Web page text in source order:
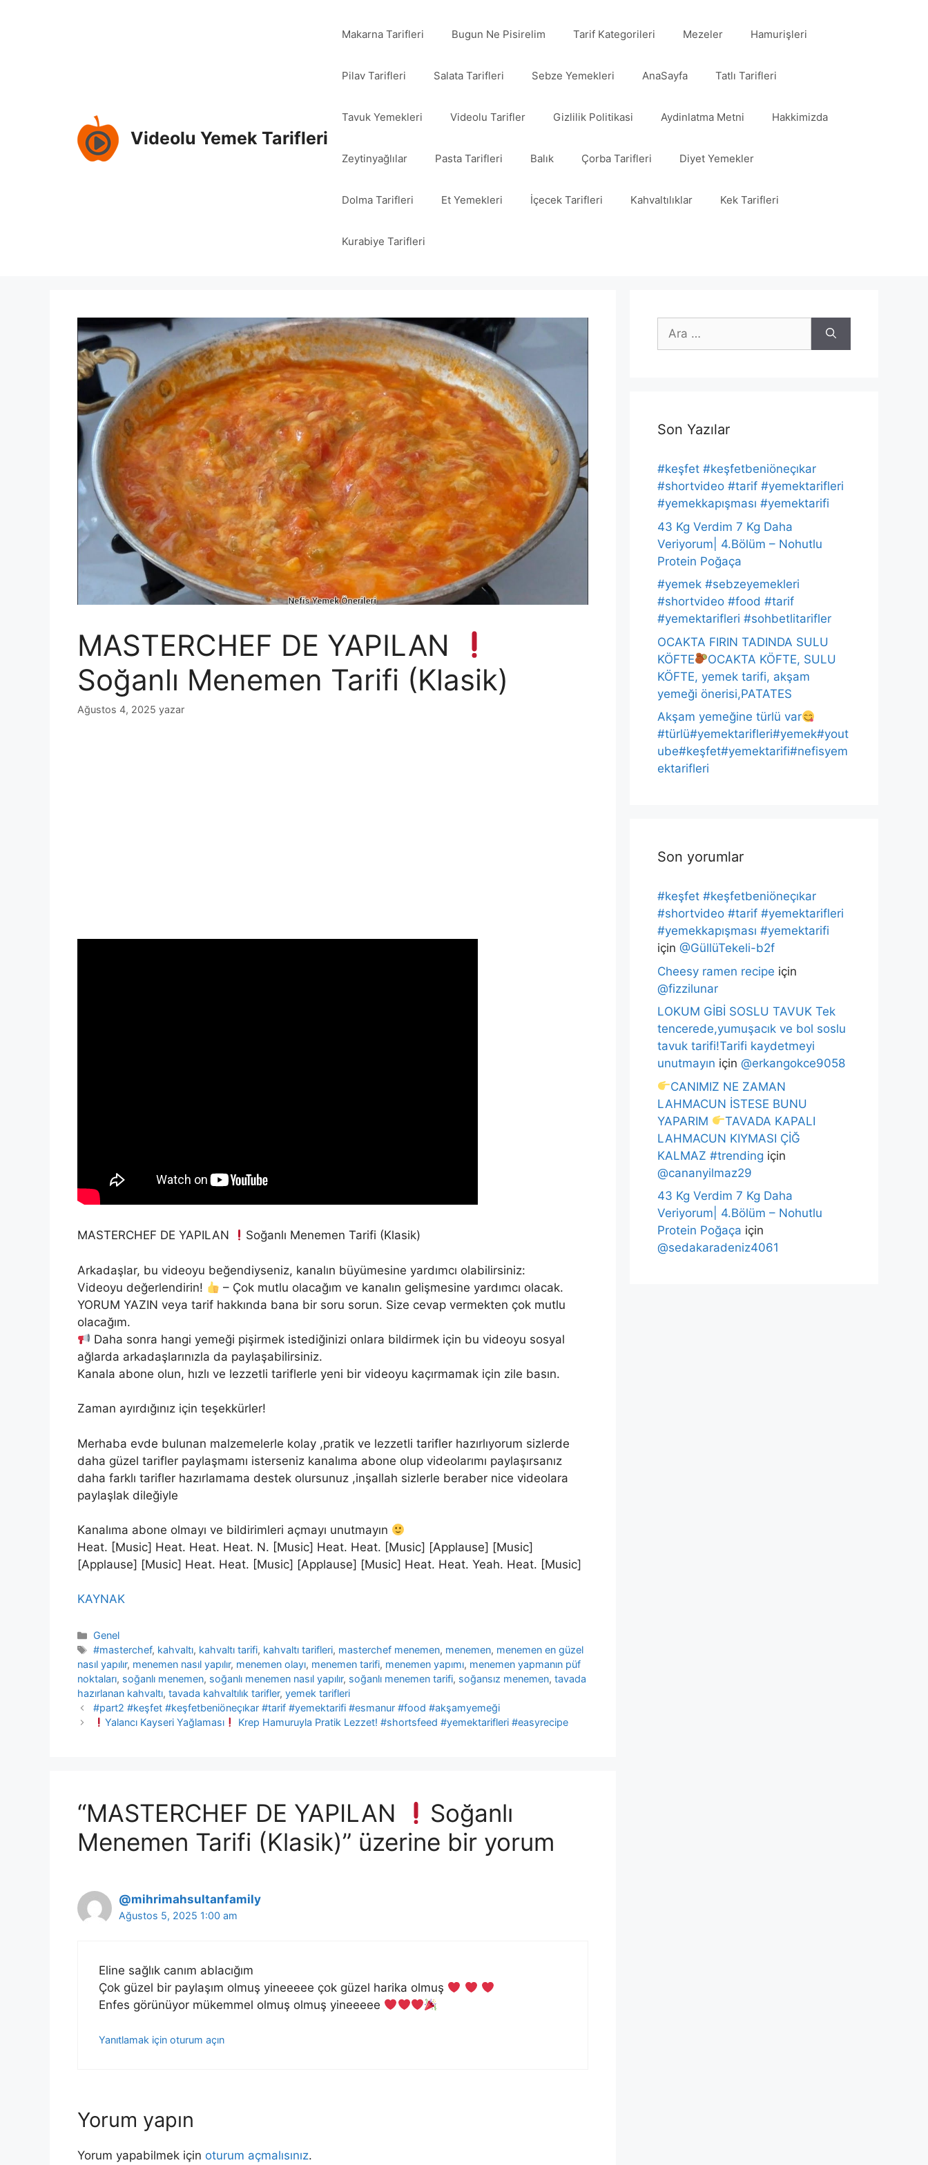
Videolu Yemek Tarifleri
Makarna Tarifleri Bugun Ne Pisirelim Tarif Kategorileri Mezeler Hamurişleri
Pilav Tarifleri Salata Tarifleri Sebze Yemekleri AnaSayfa Tatlı Tarifleri
Tavuk Yemekleri Videolu Tarifler Gizlilik Politikasi Aydinlatma Metni Hakkimizda
Zeytinyağlılar Pasta Tarifleri Balık Çorba Tarifleri Diyet Yemekler
Dolma Tarifleri Et Yemekleri İçecek Tarifleri Kahvaltılıklar Kek Tarifleri
Kurabiye Tarifleri
MASTERCHEF DE YAPILAN
Soğanlı Menemen Tarifi (Klasik)
Ağustos 4, 2025 yazar
MASTERCHEF DE YAPILAN Soğanlı Menemen Tarifi (Klasik)
Arkadaşlar, bu videoyu beğendiyseniz, kanalın büyümesine yardımcı olabilirsiniz:
Videoyu değerlendirin!
– Çok mutlu olacağım ve kanalın gelişmesine yardımcı olacak.
YORUM YAZIN veya tarif hakkında bana bir soru sorun. Size cevap vermekten çok mutlu
olacağım.
Daha sonra hangi yemeği pişirmek istediğinizi onlara bildirmek için bu videoyu sosyal
ağlarda arkadaşlarınızla da paylaşabilirsiniz.
Kanala abone olun, hızlı ve lezzetli tariflerle yeni bir videoyu kaçırmamak için zile basın.
Zaman ayırdığınız için teşekkürler!
Merhaba evde bulunan malzemelerle kolay ,pratik ve lezzetli tarifler hazırlıyorum sizlerde
daha güzel tarifler paylaşmamı isterseniz kanalıma abone olup videolarımı paylaşırsanız
daha farklı tarifler hazırlamama destek olursunuz ,inşallah sizlerle beraber nice videolara
paylaşlak dileğiyle
Kanalıma abone olmayı ve bildirimleri açmayı unutmayın
Heat. [Music] Heat. Heat. Heat. N. [Music] Heat. Heat. [Music] [Applause] [Music]
[Applause] [Music] Heat. Heat. [Music] [Applause] [Music] Heat. Heat. Yeah. Heat. [Music]
KAYNAK
Kategoriler
Genel
Etiketler
#masterchef, kahvaltı, kahvaltı tarifi, kahvaltı tarifleri, masterchef menemen, menemen, menemen en güzel
nasıl yapılır, menemen nasıl yapılır, menemen olayı, menemen tarifi, menemen yapımı, menemen yapmanın püf
noktaları, soğanlı menemen, soğanlı menemen nasıl yapılır, soğanlı menemen tarifi, soğansız menemen, tavada
hazırlanan kahvaltı, tavada kahvaltılık tarifler, yemek tarifleri
#part2 #keşfet #keşfetbeniöneçıkar #tarif #yemektarifi #esmanur #food #akşamyemeği
Yalancı Kayseri Yağlaması
Krep Hamuruyla Pratik Lezzet! #shortsfeed #yemektarifleri #easyrecipe
“MASTERCHEF DE YAPILAN
Soğanlı
Menemen Tarifi (Klasik)” üzerine bir yorum
@mihrimahsultanfamily
Ağustos 5, 2025 1:00 am
Eline sağlık canım ablacığım
Çok güzel bir paylaşım olmuş yineeeee çok güzel harika olmuş
Enfes görünüyor mükemmel olmuş olmuş yineeeee
Yanıtlamak için oturum açın
Yorum yapın
Yorum yapabilmek için oturum açmalısınız.
için
Son Yazılar
#keşfet #keşfetbeniöneçıkar
#shortvideo #tarif #yemektarifleri
#yemekkapışması #yemektarifi
43 Kg Verdim 7 Kg Daha
Veriyorum| 4.Bölüm – Nohutlu
Protein Poğaça
#yemek #sebzeyemekleri
#shortvideo #food #tarif
#yemektarifleri #sohbetlitarifler
OCAKTA FIRIN TADINDA SULU
KÖFTE
OCAKTA KÖFTE, SULU
KÖFTE, yemek tarifi, akşam
yemeği önerisi,PATATES
Akşam yemeğine türlü var
#türlü#yemektarifleri#yemek#yout
ube#keşfet#yemektarifi#nefisyem
ektarifleri
Son yorumlar
#keşfet #keşfetbeniöneçıkar
#shortvideo #tarif #yemektarifleri
#yemekkapışması #yemektarifi
için @GüllüTekeli-b2f
Cheesy ramen recipe için
@fizzilunar
LOKUM GİBİ SOSLU TAVUK Tek
tencerede,yumuşacık ve bol soslu
tavuk tarifi!Tarifi kaydetmeyi
unutmayın için @erkangokce9058
CANIMIZ NE ZAMAN
LAHMACUN İSTESE BUNU
YAPARIM
TAVADA KAPALI
LAHMACUN KIYMASI ÇİĞ
KALMAZ #trending için
@cananyilmaz29
43 Kg Verdim 7 Kg Daha
Veriyorum| 4.Bölüm – Nohutlu
Protein Poğaça için
@sedakaradeniz4061